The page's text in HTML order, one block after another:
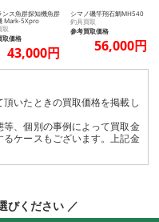
ンス魚群探知機魚群
Mark-5Xpro
取
取価格
43,000円
シマノ磯竿翔石鯛MH540
釣具買取
参考買取価格
56,000円
いたときの買取価格を掲載し
、個別の事例によって買取金
ケースもございます。上記金
びください ／